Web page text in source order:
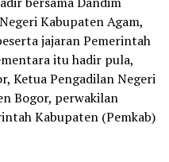
Kabupaten Agam,
jajaran Pemerintah
itu hadir pula,
Ketua Pengadilan Negeri
Bogor, perwakilan
Kabupaten (Pemkab)